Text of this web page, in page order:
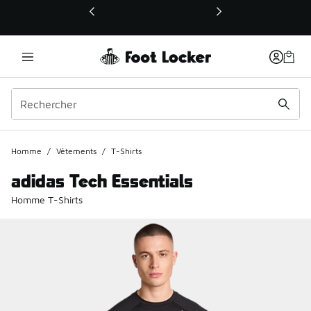
Ce lien ouvrira une nouvelle fenêtre
Homme / Vêtements / T-Shirts
adidas Tech Essentials
Homme T-Shirts